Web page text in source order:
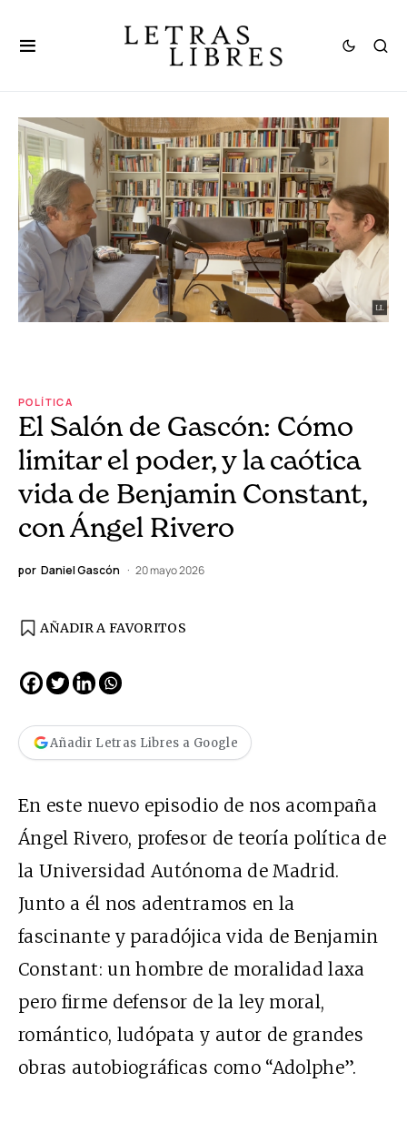
POLÍTICA
El Salón de Gascón: Cómo
limitar el poder, y la caótica
vida de Benjamin Constant,
con Ángel Rivero
por Daniel Gascón 20 mayo 2026
AÑADIR A FAVORITOS
Añadir Letras Libres a Google
En este nuevo episodio de nos acompaña
Ángel Rivero, profesor de teoría política de
la Universidad Autónoma de Madrid.
Junto a él nos adentramos en la
fascinante y paradójica vida de Benjamin
Constant: un hombre de moralidad laxa
pero firme defensor de la ley moral,
romántico, ludópata y autor de grandes
obras autobiográficas como “Adolphe”.